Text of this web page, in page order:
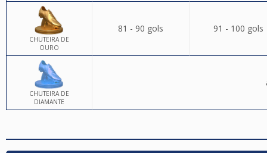
CHUTEIRA DE
OURO
81 - 90 gols 91 - 100 gols
CHUTEIRA DE
DIAMANTE